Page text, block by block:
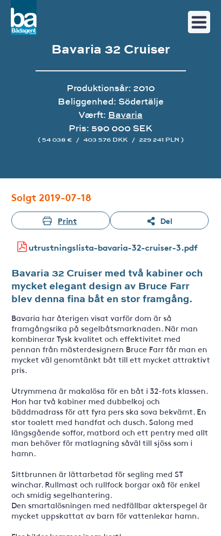
Bavaria 32 Cruiser
Produktionsår: 2010
Beliggenhed: Södertälje
Værft: Bavaria
Pris: 590 000 SEK
( 54 038 € / 403 576 DKK / 229 241 PLN )
Solgt 2019-07-18
Print Del
utrustningslista-bavaria-32-cruiser-3.pdf
Bavaria 32 Cruiser med två kabiner och
mycket elegant design av Bruce Farr
blev denna fina båt en stor framgång.
Bavaria har återigen visat varför dom är så
framgångsrika på segelbåtsmarknaden. När man
kombinerar Tysk kvalitet och effektivitet med
pennan från mästerdesignern Bruce Farr får man en
mycket väl genomtänkt båt till ett mycket attraktivt
pris.
Utrymmena är makalösa för en båt i 32-fots klassen.
Hon har två kabiner med dubbelkoj och
bäddmadrass för att fyra pers ska sova bekvämt. En
stor toalett med handfat och dusch. Salong med
längsgående soffor, matbord och ett pentry med allt
man behöver för matlagning såväl till sjöss som i
hamn.
Sittbrunnen är lättarbetad för segling med ST
winchar. Rullmast och rullfock borgar oxå för enkel
och smidig segelhantering.
Den smartalösningen med nedfällbar akterspegel är
mycket uppskattat av barn för vattenlekar hamn.